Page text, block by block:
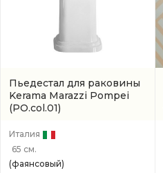
Пьедестал для раковины
Kerama Marazzi Pompei
(PO.col.01)
Италия
65 см.
(фаянсовый)